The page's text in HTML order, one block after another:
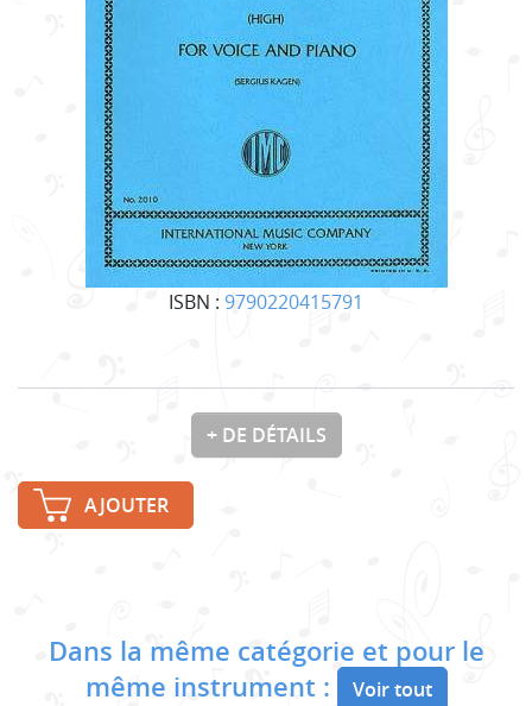
ISBN : 9790220415791
+ DE DÉTAILS
AJOUTER
Dans la même catégorie et pour le
même instrument :
Voir tout